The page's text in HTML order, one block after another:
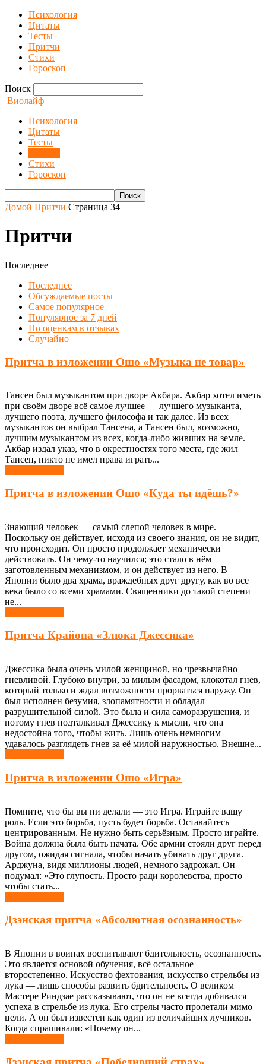
Психология
Цитаты
Тесты
Притчи
Стихи
Гороскоп
Поиск
Виолайф
Психология
Цитаты
Тесты
Стихи
Гороскоп
Домой Притчи Страница 34
Притчи
Последнее
Последнее
Обсуждаемые посты
Самое популярное
Популярное за 7 дней
По оценкам в отзывах
Случайно
Притча в изложении Ошо «Музыка не товар»
Тансен был музыкантом при дворе Акбара. Акбар хотел иметь
при своём дворе всё самое лучшее — лучшего музыканта,
лучшего поэта, лучшего философа и так далее. Из всех
музыкантов он выбрал Тансена, а Тансен был, возможно,
лучшим музыкантом из всех, когда-либо живших на земле.
Акбар издал указ, что в окрестностях того места, где жил
Тансен, никто не имел права играть...
Притча в изложении Ошо «Куда ты идёшь?»
Знающий человек — самый слепой человек в мире.
Поскольку он действует, исходя из своего знания, он не видит,
что происходит. Он просто продолжает механически
действовать. Он чему-то научился; это стало в нём
заготовленным механизмом, и он действует из него. В
Японии было два храма, враждебных друг другу, как во все
века было со всеми храмами. Священники до такой степени
не...
Притча Крайона «Злюка Джессика»
Джессика была очень милой женщиной, но чрезвычайно
гневливой. Глубоко внутри, за милым фасадом, клокотал гнев,
который только и ждал возможности прорваться наружу. Он
был исполнен безумия, злопамятности и обладал
разрушительной силой. Это была и сила саморазрушения, и
потому гнев подталкивал Джессику к мысли, что она
недостойна того, чтобы жить. Лишь очень немногим
удавалось разглядеть гнев за её милой наружностью. Внешне...
Притча в изложении Ошо «Игра»
Помните, что бы вы ни делали — это Игра. Играйте вашу
роль. Если это борьба, пусть будет борьба. Оставайтесь
центрированным. Не нужно быть серьёзным. Просто играйте.
Война должна была быть начата. Обе армии стояли друг перед
другом, ожидая сигнала, чтобы начать убивать друг друга.
Арджуна, видя миллионы людей, немного задрожал. Он
подумал: «Это глупость. Просто ради королевства, просто
чтобы стать...
Дзэнская притча «Абсолютная осознанность»
В Японии в воинах воспитывают бдительность, осознанность.
Это является основой обучения, всё остальное —
второстепенно. Искусство фехтования, искусство стрельбы из
лука — лишь способы развить бдительность. О великом
Мастере Риндзае рассказывают, что он не всегда добивался
успеха в стрельбе из лука. Его стрелы часто пролетали мимо
цели. А он был известен как один из величайших лучников.
Когда спрашивали: «Почему он...